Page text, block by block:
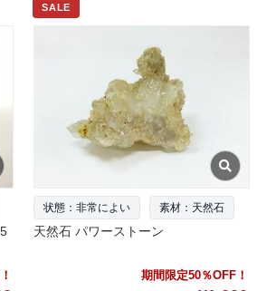
SALE
状態：非常によい 素材：天然石
天然石 パワーストーン
期間限定50％OFF！